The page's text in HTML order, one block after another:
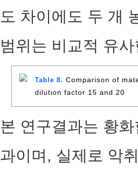
도 차이에도 두 개
범위는 비교적 유
Table 8. Comparison of
dilution factor 15 and 20
본 연구결과는 황
과이며, 실제로 악